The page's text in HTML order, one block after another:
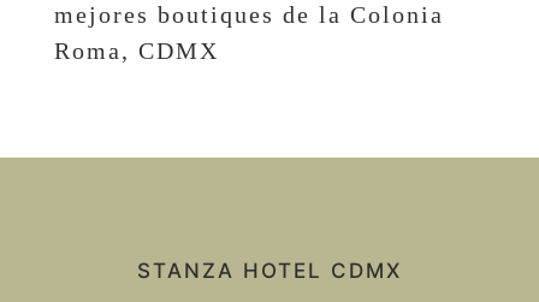
mejores boutiques de la Colonia
Roma, CDMX
STANZA HOTEL CDMX